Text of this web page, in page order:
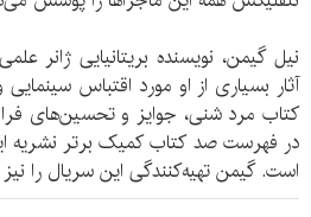
نیل گیمن، نویسنده بریتانیایی ژانر
آثار بسیاری از او مورد اقتباس
کتاب مرد شنی، جوایز و تحسین‌های
در فهرست صد کتاب کمیک برتر نشریه
است. گیمن تهیه‌کنندگی این سریال را نیز